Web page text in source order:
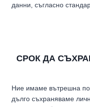
данни, съгласно
СРОК ДА
Ние имаме вътрешна
дълго съхраняваме